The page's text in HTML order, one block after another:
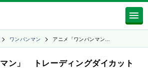
ワンパンマン アニメ「ワンパンマン…
ン」 トレーディングダイカット